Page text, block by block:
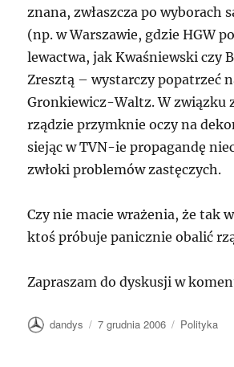
znana, zwłaszcza po wyborach
(np. w Warszawie, gdzie HGW
lewactwa, jak Kwaśniewski czy
Zresztą – wystarczy popatrzeć
Gronkiewicz-Waltz. W związku
rządzie przymknie oczy na
siejąc w TVN-ie propagandę
zwłoki problemów zastęczych.
Czy nie macie wrażenia, że tak
ktoś próbuje panicznie obalić
Zapraszam do dyskusji w
Autor
dandys
Data
7 grudnia 2006 Kategorie
Polityka